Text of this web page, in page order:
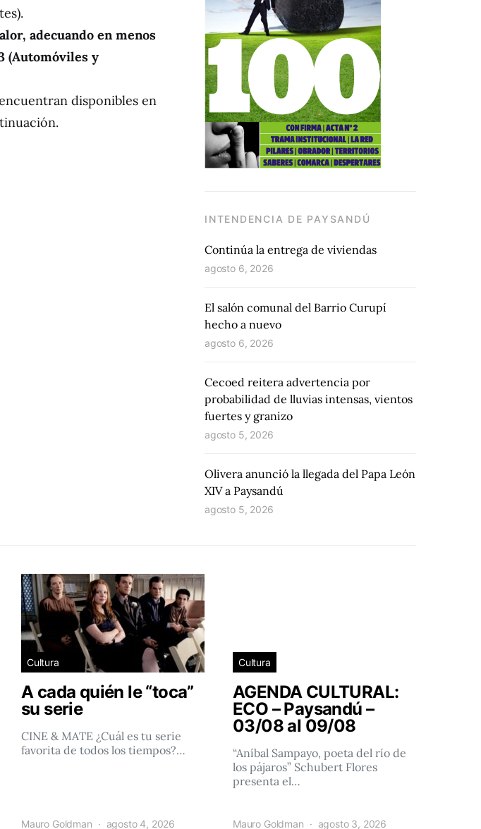
adecuando en menos
(Automóviles y
disponibles en
INTENDENCIA DE PAYSANDÚ
Continúa la entrega de viviendas
agosto 6, 2026
El salón comunal del Barrio Curupí
hecho a nuevo
agosto 6, 2026
Cecoed reitera advertencia por
probabilidad de lluvias intensas, vientos
fuertes y granizo
agosto 5, 2026
Olivera anunció la llegada del Papa León
XIV a Paysandú
agosto 5, 2026
Cultura
A cada quién le “toca”
su serie
CINE & MATE ¿Cuál es tu serie
favorita de todos los tiempos?…
Mauro Goldman agosto 4, 2026
Cultura
AGENDA CULTURAL:
ECO – Paysandú –
03/08 al 09/08
“Aníbal Sampayo, poeta del río de
los pájaros” Schubert Flores
presenta el…
Mauro Goldman agosto 3, 2026